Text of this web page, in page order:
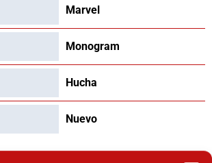
Marvel
Monogram
Hucha
Nuevo